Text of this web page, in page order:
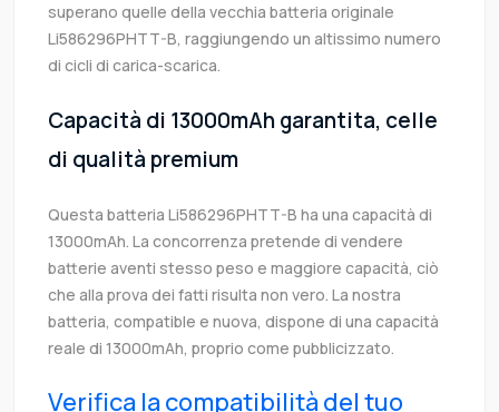
superano quelle della vecchia batteria originale
Li586296PHTT-B, raggiungendo un altissimo numero
di cicli di carica-scarica.
Capacità di 13000mAh garantita, celle
di qualità premium
Questa batteria Li586296PHTT-B ha una capacità di
13000mAh. La concorrenza pretende di vendere
batterie aventi stesso peso e maggiore capacità, ciò
che alla prova dei fatti risulta non vero. La nostra
batteria, compatible e nuova, dispone di una capacità
reale di 13000mAh, proprio come pubblicizzato.
Verifica la compatibilità del tuo